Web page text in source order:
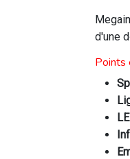
d'une
Points